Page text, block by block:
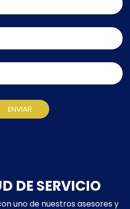
ENVIAR
DE SERVICIO
uno de nuestros asesores y